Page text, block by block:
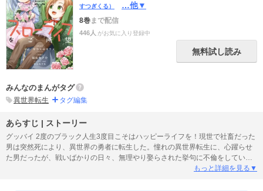
すつぎくる）
…他▼
8巻まで配信
446人 がお気に入り登録中
無料試し読み
みんなのまんがタグ
異世界転生 タグ編集
あらすじ | ストーリー
グッバイ 2度のブラック人生3度目こそはハッピーライフを！現世で社畜だった
男は突然死により、異世界の勇者に転生した。憧れの異世界転生に、心躍らせ
た男だったが、戦いばかりの日々、無理やり娶らされた挙句に不倫をしている
妻、懐かない子供・・・・・・と、なぜか身も心も休まることのない、地獄の
もっと詳細を見る▼